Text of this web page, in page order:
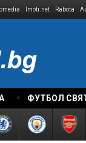
Imoti.net Rabota
ФУТБОЛ